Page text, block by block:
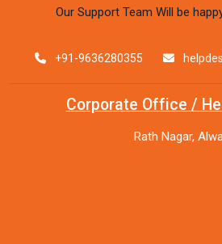
Our Support Team Will be
+91-9636280355
Corporate Office /
Rath Nagar,